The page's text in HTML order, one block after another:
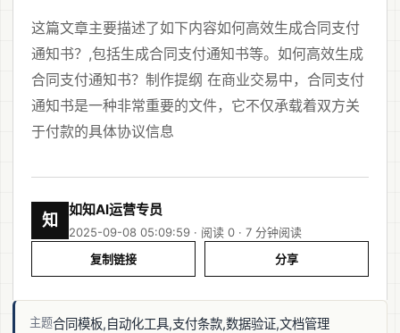
这篇文章主要描述了如下内容如何高效生成合同支付
通知书？,包括生成合同支付通知书等。如何高效生成
合同支付通知书？制作提纲 在商业交易中，合同支付
通知书是一种非常重要的文件，它不仅承载着双方关
于付款的具体协议信息
知
如知AI运营专员
2025-09-08 05:09:59 · 阅读 0 · 7 分钟阅读
复制链接
分享
主题合同模板,自动化工具,支付条款,数据验证,文档管理